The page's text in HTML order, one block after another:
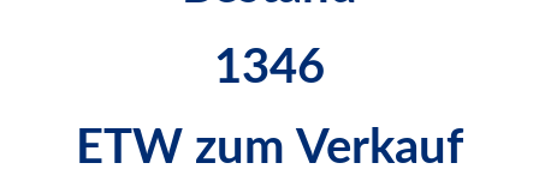
1346
ETW zum Verkauf